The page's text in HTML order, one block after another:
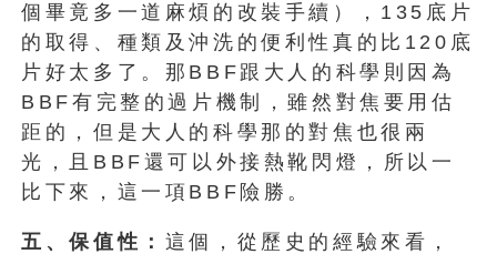
個畢竟多一道麻煩的改裝手續），135底片
的取得、種類及沖洗的便利性真的比120底
片好太多了。那BBF跟大人的科學則因為
BBF有完整的過片機制，雖然對焦要用估
距的，但是大人的科學那的對焦也很兩
光，且BBF還可以外接熱靴閃燈，所以一
比下來，這一項BBF險勝。
五、保值性： 這個，從歷史的經驗來看，